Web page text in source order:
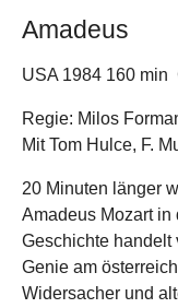
Amadeus
USA 1984 160 min
Regie: Milos
Mit Tom Hulce, F.
20 Minuten länger
Amadeus Mozart in
Geschichte
Genie am
Widersacher und